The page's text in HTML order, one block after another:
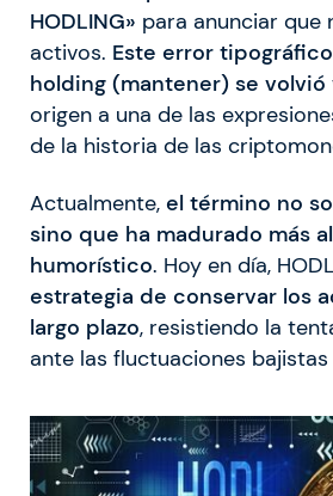
HODLING» para anunciar que
activos. Este error
holding (mantener) se volvió
origen a una de las
de la historia de las
Actualmente, el término no
sino que ha madurado más
humorístico. Hoy en día,
estrategia de conservar los
largo plazo, resistiendo la
ante las fluctuaciones